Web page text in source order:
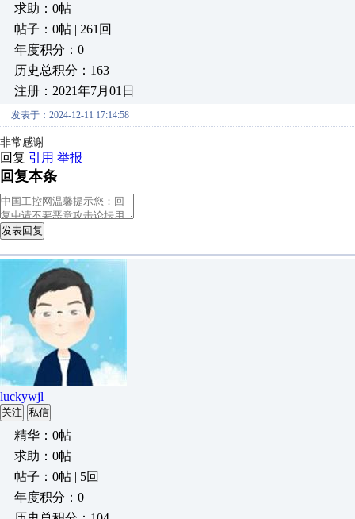
求助：0帖
帖子：0帖 | 261回
年度积分：0
历史总积分：163
注册：2021年7月01日
发表于：2024-12-11 17:14:58
非常感谢
回复 引用 举报
回复本条
发表回复
luckywjl
关注 私信
精华：0帖
求助：0帖
帖子：0帖 | 5回
年度积分：0